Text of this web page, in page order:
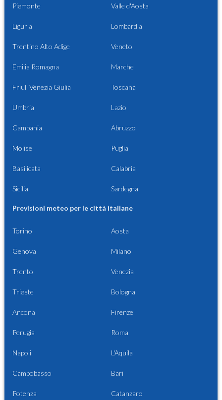
Piemonte Valle d'Aosta
Liguria Lombardia
Trentino Alto Adige Veneto
Emilia Romagna Marche
Friuli Venezia Giulia Toscana
Umbria Lazio
Campania Abruzzo
Molise Puglia
Basilicata Calabria
Sicilia Sardegna
Previsioni meteo per le città italiane
Torino Aosta
Genova Milano
Trento Venezia
Trieste Bologna
Ancona Firenze
Perugia Roma
Napoli L'Aquila
Campobasso Bari
Potenza Catanzaro